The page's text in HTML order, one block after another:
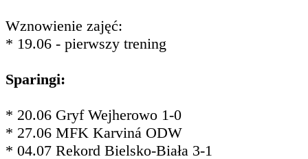
Wznowienie zajęć:
* 19.06 - pierwszy trening
Sparingi:
* 20.06 Gryf Wejherowo 1-0
* 27.06 MFK Karviná ODW
* 04.07 Rekord Bielsko-Biała 3-1